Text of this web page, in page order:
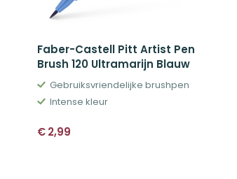
Faber-Castell Pitt Artist Pen
Brush 120 Ultramarijn Blauw
Gebruiksvriendelijke brushpen
Intense kleur
€2,99